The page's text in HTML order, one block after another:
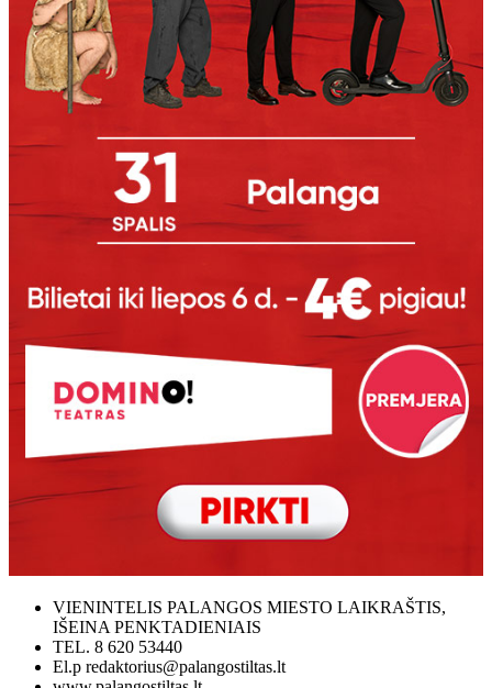
VIENINTELIS PALANGOS MIESTO LAIKRAŠTIS,
IŠEINA PENKTADIENIAIS
TEL. 8 620 53440
El.p redaktorius@palangostiltas.lt